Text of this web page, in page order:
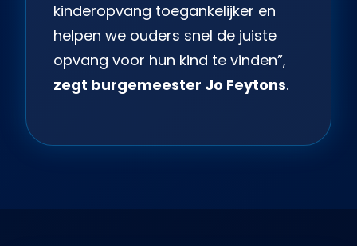
kinderopvang toegankelijker en
helpen we ouders snel de juiste
opvang voor hun kind te vinden”,
zegt burgemeester Jo Feytons.